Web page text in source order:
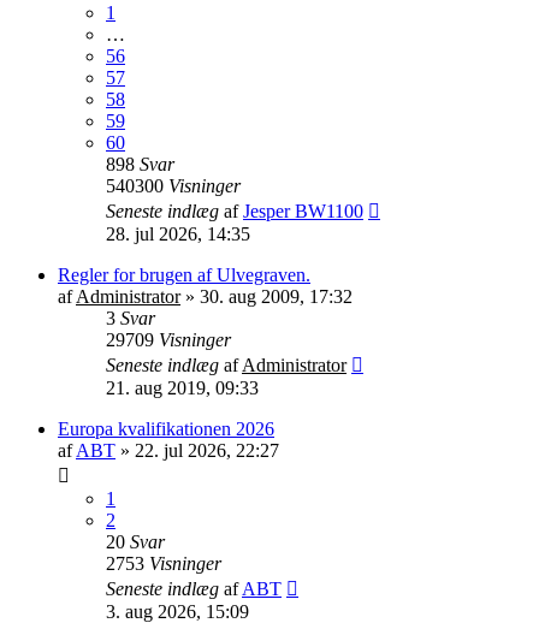
1
…
56
57
58
59
60
898 Svar
540300 Visninger
Seneste indlæg afJesper BW1100
28. jul 2026, 14:35
Regler for brugen af Ulvegraven.
afAdministrator» 30. aug 2009, 17:32
3 Svar
29709 Visninger
Seneste indlæg afAdministrator
21. aug 2019, 09:33
Europa kvalifikationen 2026
afABT » 22. jul 2026, 22:27
1
2
20 Svar
2753 Visninger
Seneste indlæg afABT
3. aug 2026, 15:09